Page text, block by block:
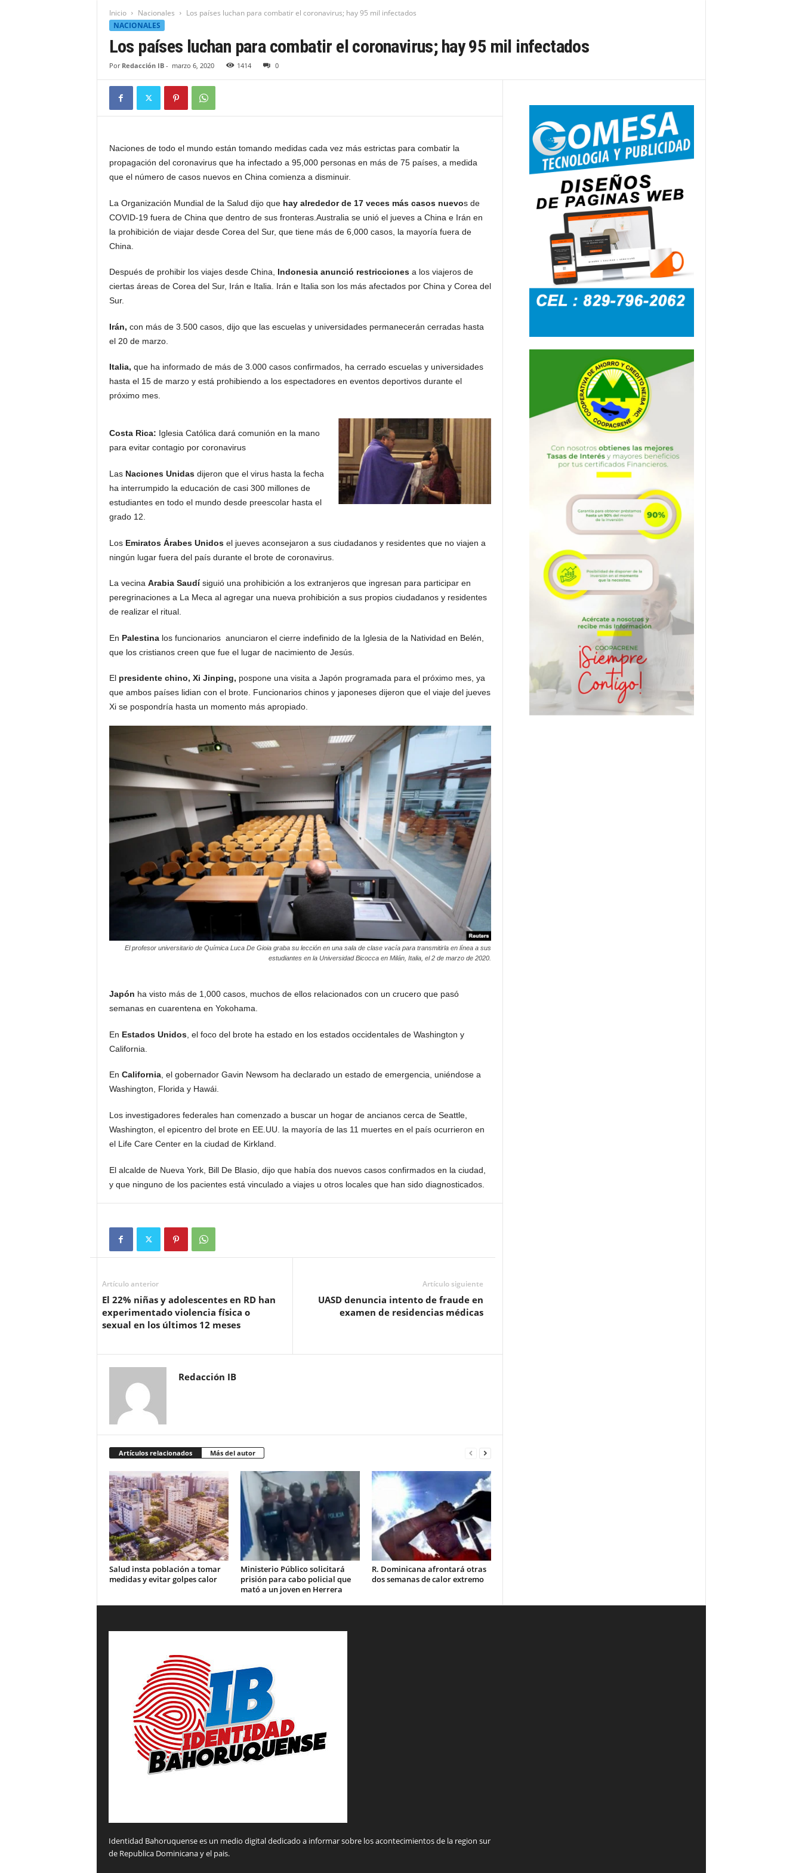
Inicio Nacionales
Los países luchan para combatir el coronavirus; hay 95 mil infectados
NACIONALES
Los países luchan para combatir el coronavirus; hay 95 mil infectados
Por Redacción IB- marzo 6, 2020 1414 0
Naciones de todo el mundo están tomando medidas cada vez más estrictas para combatir la
propagación del coronavirus que ha infectado a 95,000 personas en más de 75 países, a medida
que el número de casos nuevos en China comienza a disminuir.
La Organización Mundial de la Salud dijo que hay alrededor de 17 veces más casos nuevos de
COVID-19 fuera de China que dentro de sus fronteras.Australia se unió el jueves a China e Irán en
la prohibición de viajar desde Corea del Sur, que tiene más de 6,000 casos, la mayoría fuera de
China.
Después de prohibir los viajes desde China, Indonesia anunció restriccionesa los viajeros de
ciertas áreas de Corea del Sur, Irán e Italia. Irán e Italia son los más afectados por China y Corea del
Sur.
Irán, con más de 3.500 casos, dijo que las escuelas y universidades permanecerán cerradas hasta
el 20 de marzo.
Italia, que ha informado de más de 3.000 casos confirmados, ha cerrado escuelas y universidades
hasta el 15 de marzo y está prohibiendo a los espectadores en eventos deportivos durante el
próximo mes.
Costa Rica: Iglesia Católica dará comunión en la mano
para evitar contagio por coronavirus
Las Naciones Unidasdijeron que el virus hasta la fecha
ha interrumpido la educación de casi 300 millones de
estudiantes en todo el mundo desde preescolar hasta el
grado 12.
Los Emiratos Árabes Unidosel jueves aconsejaron a sus ciudadanos y residentes que no viajen a
ningún lugar fuera del país durante el brote de coronavirus.
La vecina Arabia Saudísiguió una prohibición a los extranjeros que ingresan para participar en
peregrinaciones a La Meca al agregar una nueva prohibición a sus propios ciudadanos y residentes
de realizar el ritual.
En Palestinalos funcionarios anunciaron el cierre indefinido de la Iglesia de la Natividad en Belén,
que los cristianos creen que fue el lugar de nacimiento de Jesús.
El presidente chino, Xi Jinping, pospone una visita a Japón programada para el próximo mes, ya
que ambos países lidian con el brote. Funcionarios chinos y japoneses dijeron que el viaje del jueves
Xi se pospondría hasta un momento más apropiado.
El profesor universitario de Química Luca De Gioia graba su lección en una sala de clase vacía para transmitirla en línea a sus
estudiantes en la Universidad Bicocca en Milán, Italia, el 2 de marzo de 2020.
Japón ha visto más de 1,000 casos, muchos de ellos relacionados con un crucero que pasó
semanas en cuarentena en Yokohama.
En Estados Unidos, el foco del brote ha estado en los estados occidentales de Washington y
California.
En California, el gobernador Gavin Newsom ha declarado un estado de emergencia, uniéndose a
Washington, Florida y Hawái.
Los investigadores federales han comenzado a buscar un hogar de ancianos cerca de Seattle,
Washington, el epicentro del brote en EE.UU. la mayoría de las 11 muertes en el país ocurrieron en
el Life Care Center en la ciudad de Kirkland.
El alcalde de Nueva York, Bill De Blasio, dijo que había dos nuevos casos confirmados en la ciudad,
y que ninguno de los pacientes está vinculado a viajes u otros locales que han sido diagnosticados.
Artículo anterior
El 22% niñas y adolescentes en RD han
experimentado violencia física o
sexual en los últimos 12 meses
Artículo siguiente
UASD denuncia intento de fraude en
examen de residencias médicas
Redacción IB
Artículos relacionados Más del autor
Salud insta población a tomar
medidas y evitar golpes calor
Ministerio Público solicitará
prisión para cabo policial que
mató a un joven en Herrera
R. Dominicana afrontará otras
dos semanas de calor extremo
Identidad Bahoruquense es un medio digital dedicado a informar sobre los acontecimientos de la region sur
de Republica Dominicana y el pais.